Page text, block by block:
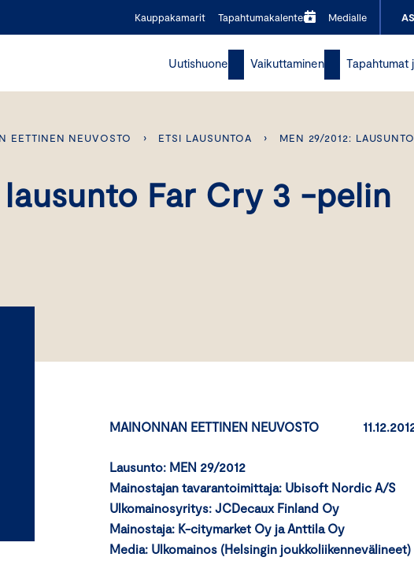
Kauppakamarit Tapahtumakalenteri Medialle
Uutishuone Vaikuttaminen Tapahtumat
EETTINEN NEUVOSTO › ETSI LAUSUNTOA › MEN 29/2012:
lausunto Far Cry 3 -pelin
MAINONNAN EETTINEN NEUVOSTO
Lausunto: MEN 29/2012
Mainostajan tavarantoimittaja: Ubisoft Nordic A/S
Ulkomainosyritys: JCDecaux Finland Oy
Mainostaja: K-citymarket Oy ja Anttila Oy
Media: Ulkomainos (Helsingin joukkoliikennevälineet)